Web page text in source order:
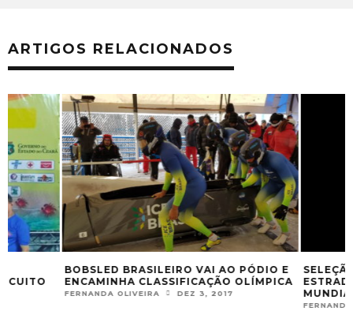
ARTIGOS RELACIONADOS
BOBSLED BRASILEIRO VAI AO PÓDIO E
ENCAMINHA CLASSIFICAÇÃO OLÍMPICA
FERNANDA OLIVEIRA DEZ 3, 2017
SELEÇÃO DE
ESTRADA
MUNDIAL NA
FERNANDA OLIVEIRA